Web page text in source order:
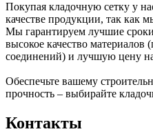
Покупая кладочную сетку у
качестве продукции, так как
Мы гарантируем лучшие
высокое качество
соединений) и лучшую цену
Обеспечьте вашему
прочность – выбирайте
Контакты